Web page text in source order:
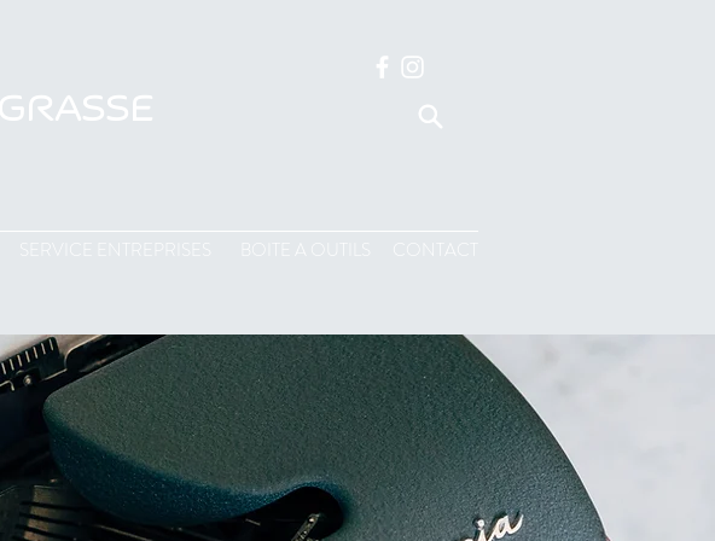
SERVICE ENTREPRISES BOITE A OUTILS CONTACT